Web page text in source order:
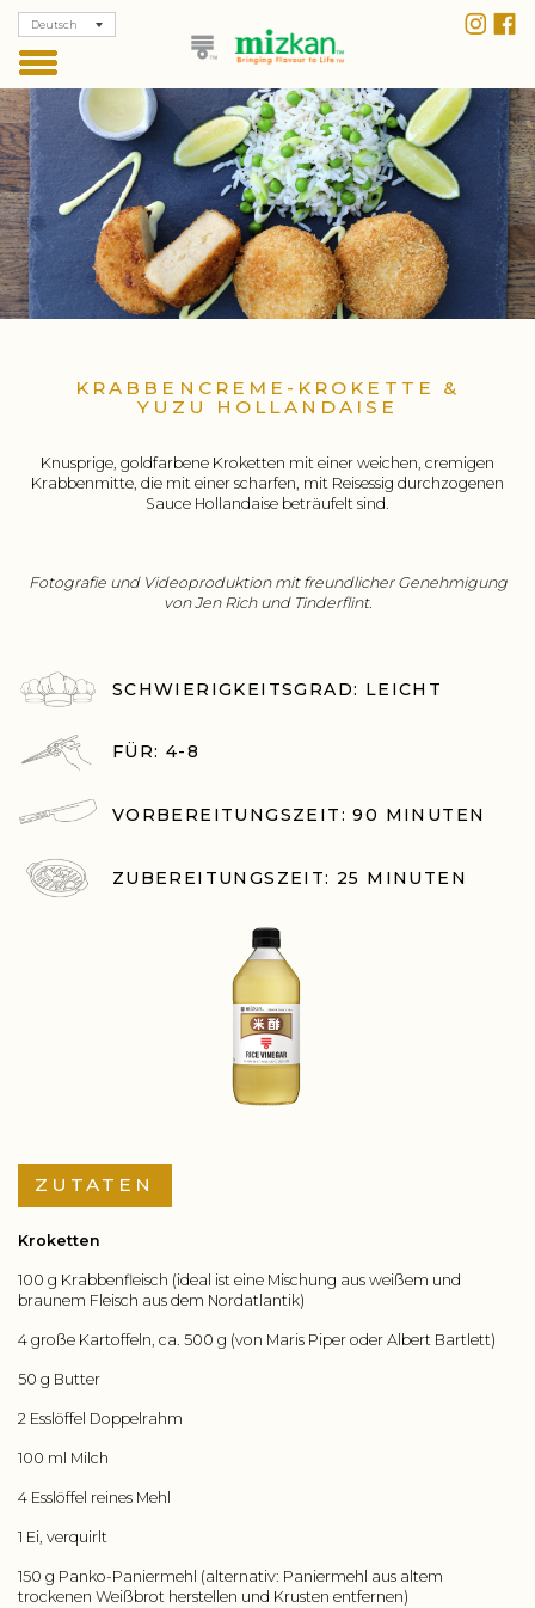
Deutsch
KRABBENCREME-KROKETTE &
YUZU HOLLANDAISE
Knusprige, goldfarbene Kroketten mit einer weichen, cremigen
Krabbenmitte, die mit einer scharfen, mit Reisessig durchzogenen
Sauce Hollandaise beträufelt sind.
Fotografie und Videoproduktion mit freundlicher Genehmigung
von Jen Rich und Tinderflint.
SCHWIERIGKEITSGRAD: LEICHT
FÜR: 4-8
VORBEREITUNGSZEIT: 90 MINUTEN
ZUBEREITUNGSZEIT: 25 MINUTEN
ZUTATEN
Kroketten
100 g Krabbenfleisch (ideal ist eine Mischung aus weißem und
braunem Fleisch aus dem Nordatlantik)
4 große Kartoffeln, ca. 500 g (von Maris Piper oder Albert Bartlett)
50 g Butter
2 Esslöffel Doppelrahm
100 ml Milch
4 Esslöffel reines Mehl
1 Ei, verquirlt
150 g Panko-Paniermehl (alternativ: Paniermehl aus altem
trockenen Weißbrot herstellen und Krusten entfernen)